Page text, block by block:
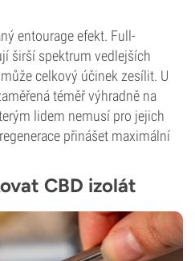
entourage efekt. Full-
širší spektrum vedlejších
celkový účinek zesílit. U
téměř výhradně na
lidem nemusí pro jejich
přinášet maximální
CBD izolát